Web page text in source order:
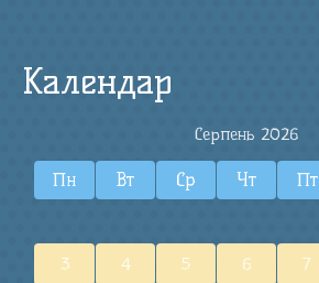
Календар
Серпень 2026
Пн Вт Ср Чт Пт
3 4 5 6 7